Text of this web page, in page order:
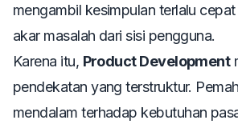
mengambil kesimpulan terlalu
akar masalah dari sisi pengguna.
Karena itu, Product Development
pendekatan yang terstruktur.
mendalam terhadap kebutuhan